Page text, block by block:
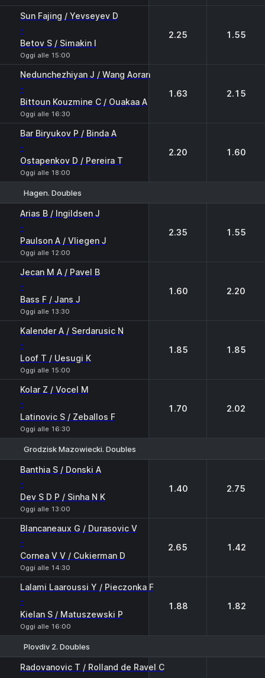
Sun Fajing / Yevseyev D
-
Betov S / Simakin I
Oggi alle 15:00
2.25 1.55
Nedunchezhiyan J / Wang Aoran
-
Bittoun Kouzmine C / Ouakaa A
Oggi alle 16:30
1.63 2.15
Bar Biryukov P / Binda A
-
Ostapenkov D / Pereira T
Oggi alle 18:00
2.20 1.60
Hagen. Doubles
Arias B / Ingildsen J
-
Paulson A / Vliegen J
Oggi alle 12:00
2.35 1.55
Jecan M A / Pavel B
-
Bass F / Jans J
Oggi alle 13:30
1.60 2.20
Kalender A / Serdarusic N
-
Loof T / Uesugi K
Oggi alle 15:00
1.85 1.85
Kolar Z / Vocel M
-
Latinovic S / Zeballos F
Oggi alle 16:30
1.70 2.02
Grodzisk Mazowiecki. Doubles
Banthia S / Donski A
-
Dev S D P / Sinha N K
Oggi alle 13:00
1.40 2.75
Blancaneaux G / Durasovic V
-
Cornea V V / Cukierman D
Oggi alle 14:30
2.65 1.42
Lalami Laaroussi Y / Pieczonka F
-
Kielan S / Matuszewski P
Oggi alle 16:00
1.88 1.82
Plovdiv 2. Doubles
Radovanovic T / Rolland de Ravel C